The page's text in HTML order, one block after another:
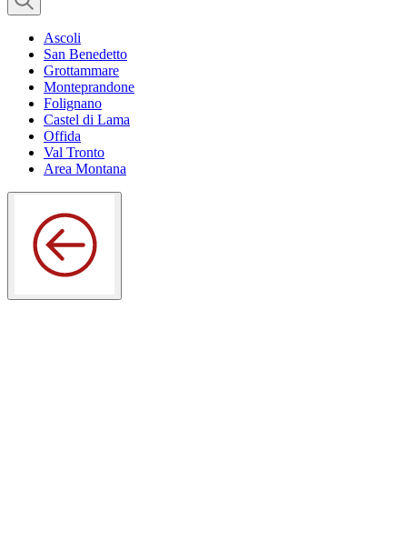
Ascoli
San Benedetto
Grottammare
Monteprandone
Folignano
Castel di Lama
Offida
Val Tronto
Area Montana